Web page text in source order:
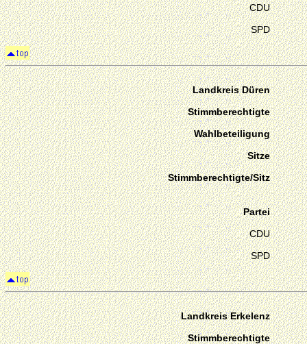
CDU
SPD
Landkreis Düren
Stimmberechtigte
Wahlbeteiligung
Sitze
Stimmberechtigte/Sitz
Partei
CDU
SPD
Landkreis Erkelenz
Stimmberechtigte